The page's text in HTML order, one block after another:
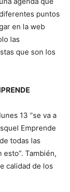
puntos
en la web
las
que son los
13 “se va a
Emprende
todas las
También,
calidad de los